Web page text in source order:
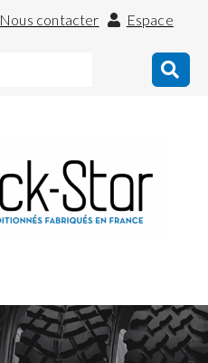
Nous contacter
Espace